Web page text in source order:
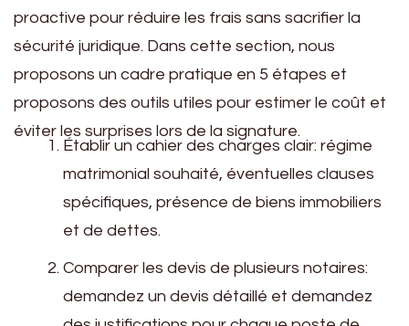
proactive pour réduire les frais sans sacrifier la
sécurité juridique. Dans cette section, nous
proposons un cadre pratique en 5 étapes et
proposons des outils utiles pour estimer le coût et
éviter les surprises lors de la signature.
Établir un cahier des charges clair: régime
matrimonial souhaité, éventuelles clauses
spécifiques, présence de biens immobiliers
et de dettes.
Comparer les devis de plusieurs notaires:
demandez un devis détaillé et demandez